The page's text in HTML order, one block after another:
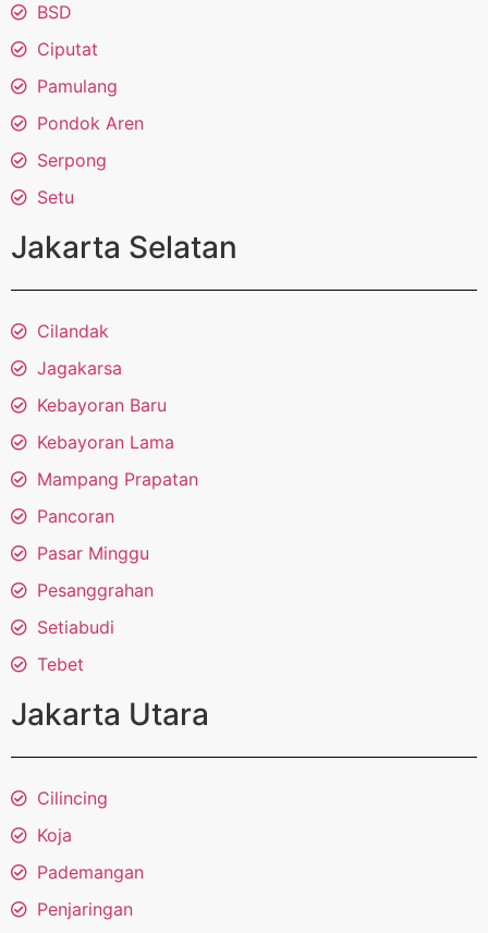
BSD
Ciputat
Pamulang
Pondok Aren
Serpong
Setu
Jakarta Selatan
Cilandak
Jagakarsa
Kebayoran Baru
Kebayoran Lama
Mampang Prapatan
Pancoran
Pasar Minggu
Pesanggrahan
Setiabudi
Tebet
Jakarta Utara
Cilincing
Koja
Pademangan
Penjaringan